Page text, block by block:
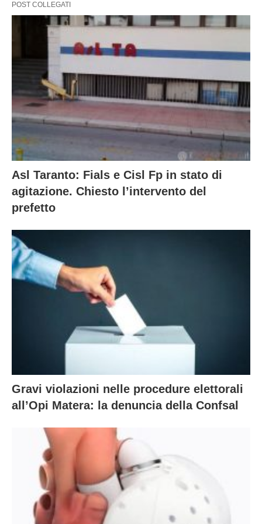
POST COLLEGATI
Asl Taranto: Fials e Cisl Fp in stato di
agitazione. Chiesto l’intervento del
prefetto
Gravi violazioni nelle procedure elettorali
all’Opi Matera: la denuncia della Confsal